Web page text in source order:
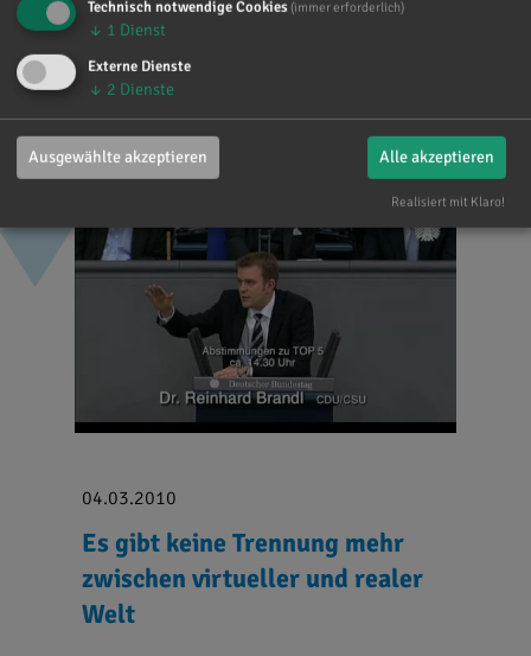
Dokument downloaden
04.03.2010
Es gibt keine Trennung mehr
zwischen virtueller und realer
Welt
Technisch notwendige Cookies (immer erforderlich)
↓ 1 Dienst
Externe Dienste
↓ 2 Dienste
Ausgewählte akzeptieren Alle akzeptieren
Realisiert mit Klaro!